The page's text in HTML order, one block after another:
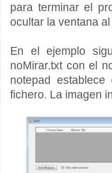
para terminar el
ocultar la ventana
En el ejemplo
noMirar.txt con el
notepad
fichero. La imagen